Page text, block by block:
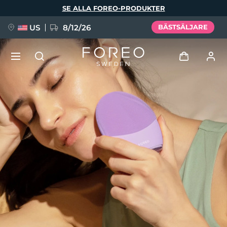
SE ALLA FOREO-PRODUKTER
US 8/12/26 BÄSTSÄLJARE
Användarprofil
Mina enheter
Mina beställningar
Mina adresser
Mina prenumerationer
NYHET
FAQ™ Pure Beauty-Tech Elixir
BREAKING NEWS
issa™ Teeth Whitening Set
Språk
English Deutsch
Español
Français
Italiano
Português
Svenska
Русский
Türkçe
简体中文 繁體中文